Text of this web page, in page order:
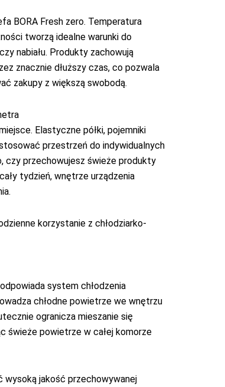
BORA Fresh zero. Temperatura
tworzą idealne warunki do
nabiału. Produkty zachowują
znacznie dłuższy czas, co pozwala
zakupy z większą swobodą.
Elastyczne półki, pojemniki
przestrzeń do indywidualnych
czy przechowujesz świeże produkty
tydzień, wnętrze urządzenia
korzystanie z chłodziarko-
system chłodzenia
chłodne powietrze we wnętrzu
ogranicza mieszanie się
świeże powietrze w całej komorze
wysoką jakość przechowywanej